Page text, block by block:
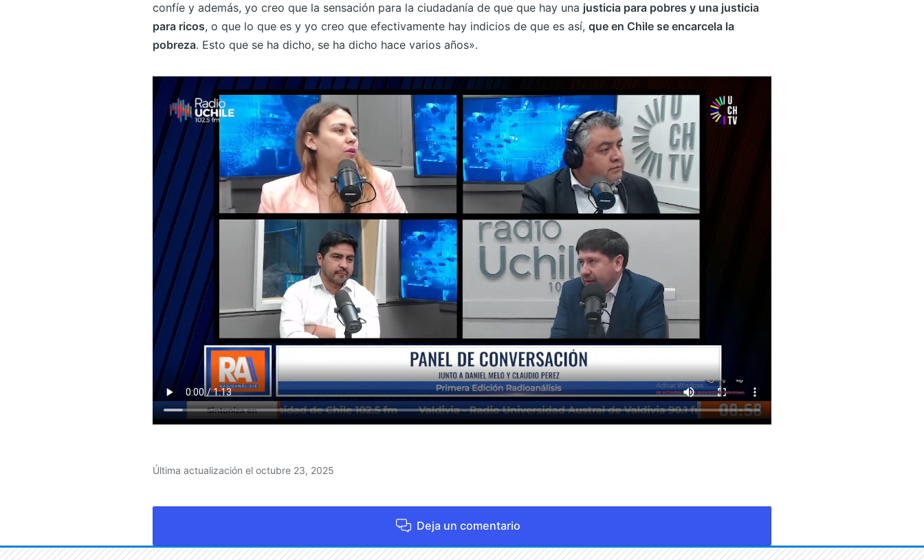
confíe y además, yo creo que la sensación para la ciudadanía de que que hay una justicia para pobres y una justicia
para ricos, o que lo que es y yo creo que efectivamente hay indicios de que es así, que en Chile se encarcela la
pobreza. Esto que se ha dicho, se ha dicho hace varios años».
Última actualización el octubre 23, 2025
Deja un comentario